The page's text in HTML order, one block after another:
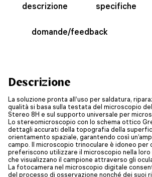
descrizione specifiche
domande/feedback
Descrizione
La soluzione pronta all’uso per saldatura,
qualità si basa sulla testata del microscopio
Stereo 8H e sul supporto universale per
Lo stereomicroscopio con lo schema ottico
dettagli accurati della topografia della
orientamento spaziale, garantendo così
campo. Il microscopio trinoculare è idoneo per
preferiscono utilizzare il microscopio nella loro
che visualizzano il campione attraverso gli
La fotocamera nel microscopio digitale
del processo di osservazione nonché dei suoi